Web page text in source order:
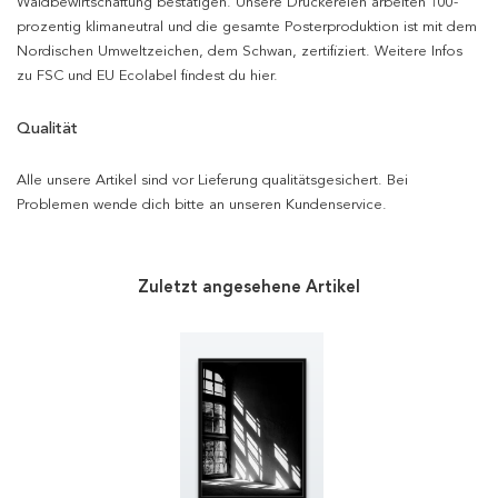
prozentig klimaneutral und die gesamte Posterproduktion ist mit dem
Nordischen Umweltzeichen, dem Schwan, zertifiziert. Weitere Infos
zu FSC und EU Ecolabel findest du hier.
Qualität
Alle unsere Artikel sind vor Lieferung qualitätsgesichert. Bei
Problemen wende dich bitte an unseren Kundenservice.
Zuletzt angesehene Artikel